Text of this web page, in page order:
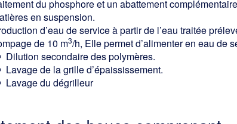
du phosphore et un abattement
en suspension.
d’eau de service à partir de l’eau traitée
de 10 m3/h, Elle permet d’alimenter en eau de
Dilution secondaire des polymères.
Lavage de la grille d’épaississement.
Lavage du dégrilleur